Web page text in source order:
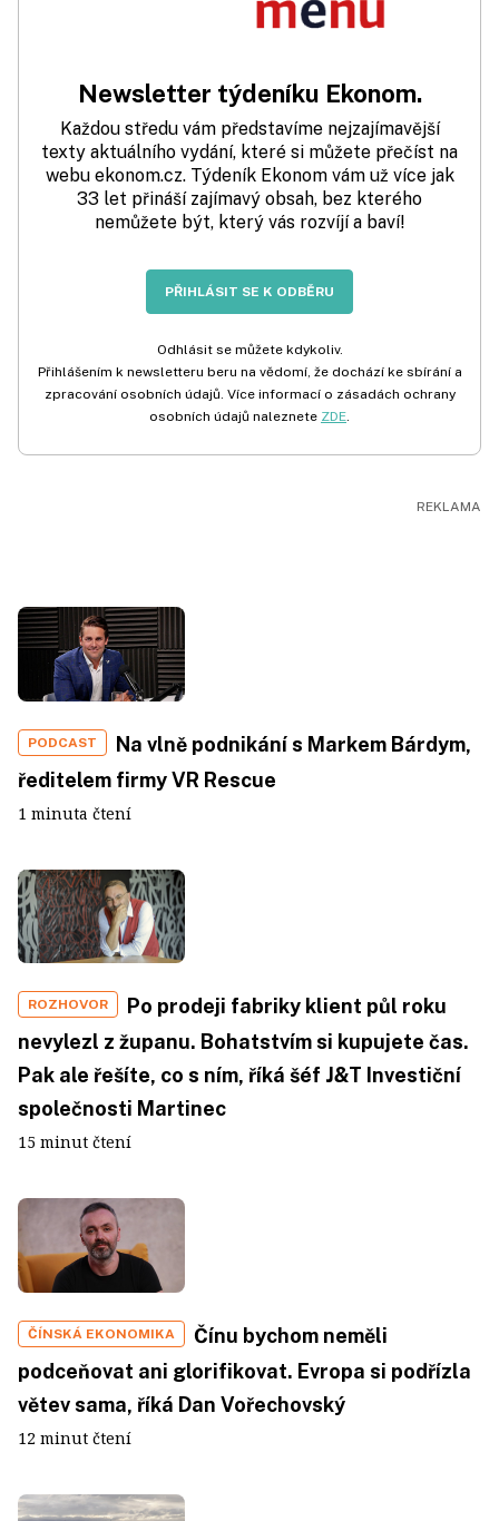
Newsletter týdeníku Ekonom.
Každou středu vám představíme nejzajímavější
texty aktuálního vydání, které si můžete přečíst na
webu ekonom.cz. Týdeník Ekonom vám už více jak
33 let přináší zajímavý obsah, bez kterého
nemůžete být, který vás rozvíjí a baví!
PŘIHLÁSIT SE K ODBĚRU
Odhlásit se můžete kdykoliv.
Přihlášením k newsletteru beru na vědomí, že dochází ke sbírání a
zpracování osobních údajů. Více informací o zásadách ochrany
osobních údajů naleznete ZDE.
PODCAST
Na vlně podnikání s Markem Bárdym,
ředitelem firmy VR Rescue
1 minuta čtení
ROZHOVOR
Po prodeji fabriky klient půl roku
nevylezl z županu. Bohatstvím si kupujete čas.
Pak ale řešíte, co s ním, říká šéf J&T Investiční
společnosti Martinec
15 minut čtení
ČÍNSKÁ EKONOMIKA
Čínu bychom neměli
podceňovat ani glorifikovat. Evropa si podřízla
větev sama, říká Dan Vořechovský
12 minut čtení